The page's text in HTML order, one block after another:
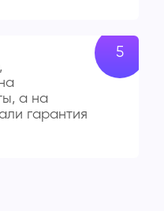
а на
гарантия